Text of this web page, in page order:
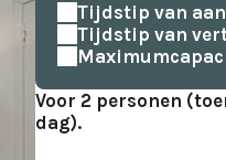
Tijdstip van
Tijdstip van
Voor 2 personen
dag).